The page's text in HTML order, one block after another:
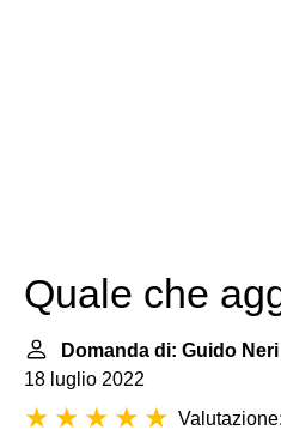
Quale che
Domanda di: Guido Neri
18 luglio 2022